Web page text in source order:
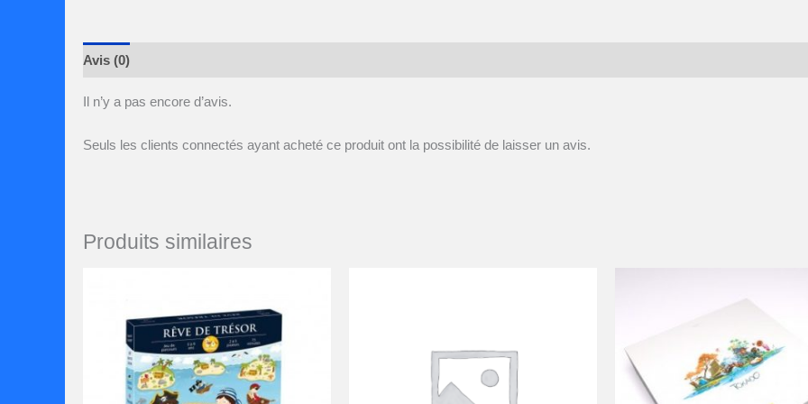
Avis (0)
Il n’y a pas encore d’avis.
Seuls les clients connectés ayant acheté ce produit ont la possibilité de laisser un avis.
Produits similaires